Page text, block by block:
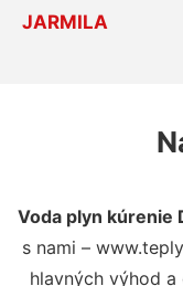
JARMILA
Voda plyn kúrenie
s nami –
hlavných výhod